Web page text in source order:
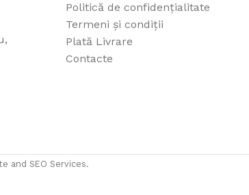
Politică de confidențialitate
Termeni și condiții
Plată Livrare
Contacte
and SEO Services.